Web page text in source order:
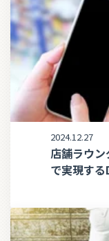
2024.12.27
店舗ラウ
で実現す